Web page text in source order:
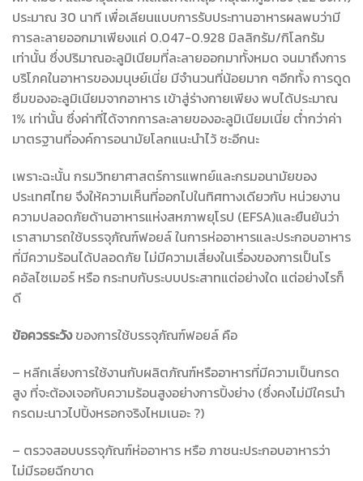
ประมาณ 30 นาที เพื่อเลียนแบบการรับประทานอาหารผลพบว่ามี
การละลายออกมาเพียงแค่ 0.047-0.928 มิลลิกรัม/กิโลกรัม
เท่านั้น ซึ่งปริมาณอะลูมิเนียมที่ละลายออกมาทั้งหมด จนมาถึงการ
บริโภคในอาหารของมนุษย์เนี่ย มีจำนวนที่น้อยมาก ๆอีกทั้ง การดูด
ซึมของอะลูมิเนียมจากอาหาร เข้าสู่ร่างกายเพียง พบได้ประมาณ
1% เท่านั้น ซึ่งค่าที่ได้จากการละลายของอะลูมิเนียมเนี่ย ต่ำกว่าค่า
มาตรฐานที่องค์การอนามัยโลกแนะนำไว้ ซะอีกนะ
เพราะฉะนั้น กรมวิทยาศาสตร์การแพทย์และกรมอนามัยของ
ประเทศไทย จึงให้ความเห็นที่ออกไปในทิศทางเดียวกับ หน่วยงาน
ความปลอดภัยด้านอาหารแห่งสหภาพยุโรป (EFSA)และยืนยันว่า
เราสามารถใช้บรรจุภัณฑ์ฟอยล์ ในการห่ออาหารและประกอบอาหาร
ที่มีความร้อนได้ปลอดภัย ไม่มีความเสี่ยงในเรื่องของการเป็นโร
คอัลไซเมอร์ หรือ กระทบกับระบบประสาทแต่อย่างใด แต่อย่างไรก็
ดี
ข้อควรระวังของการใช้บรรจุภัณฑ์ฟอยล์ คือ
– หลีกเลี่ยงการใช้งานกับผลิตภัณฑ์หรืออาหารที่มีความเป็นกรด
สูง ที่จะต้องเจอกับความร้อนสูงอย่างการปิ้งย่าง (ซึ่งคงไม่มีใครนำ
กรดมะนาวไปปิ้งหรอกจริงไหมเนอะ ?)
– ตรวจสอบบรรจุภัณฑ์ห่ออาหาร หรือ ภาชนะประกอบอาหารว่า
ไม่มีรอยฉีกขาด